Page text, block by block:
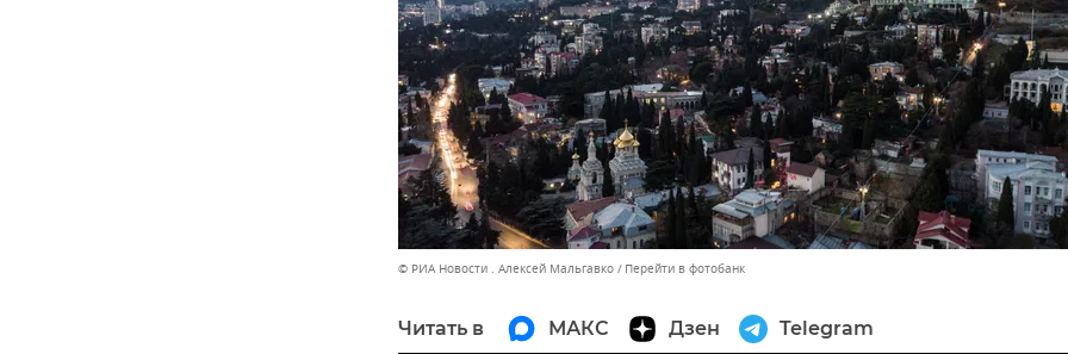
© РИА Новости . Алексей Мальгавко Перейти в фотобанк
Читать в МАКС Дзен Telegram